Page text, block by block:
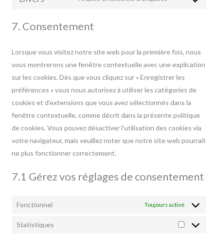
Consent
7. Consentement
Lorsque vous visitez notre site web pour la première fois, nous
vous montrerons une fenêtre contextuelle avec une explication
sur les cookies. Dès que vous cliquez sur « Enregistrer les
préférences » vous nous autorisez à utiliser les catégories de
cookies et d’extensions que vous avez sélectionnés dans la
fenêtre contextuelle, comme décrit dans la présente politique
de cookies. Vous pouvez désactiver l’utilisation des cookies via
votre navigateur, mais veuillez noter que notre site web pourrait
ne plus fonctionner correctement.
7.1 Gérez vos réglages de consentement
Fonctionnel Toujours activé
Statistiques